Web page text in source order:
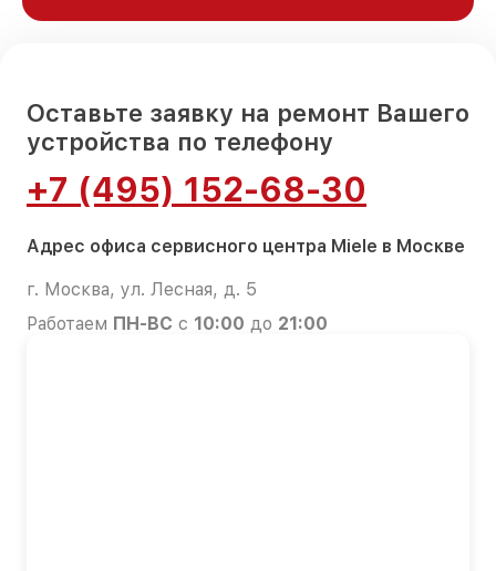
Оставьте заявку на ремонт Вашего
устройства по телефону
+7 (495) 152-68-30
Адрес офиса сервисного центра Miele в Москве
г. Москва, ул. Лесная, д. 5
Работаем ПН-ВС с 10:00 до 21:00